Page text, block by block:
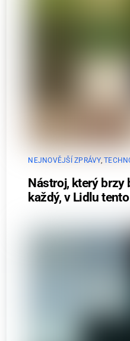
NEJNOVĚJŠÍ ZPRÁVY,
Nástroj, který brzy
každý, v Lidlu